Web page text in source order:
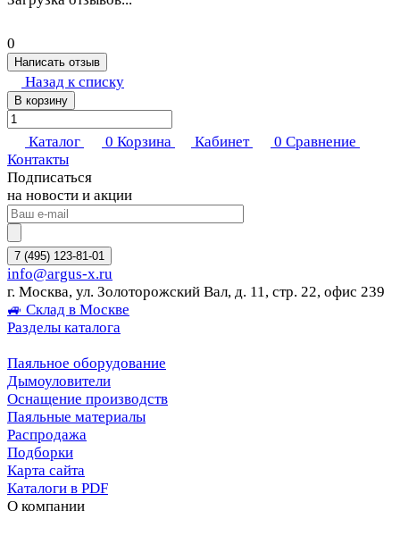
0
Написать отзыв
Назад к списку
В корзину
Каталог 0 Корзина Кабинет 0 Сравнение
Контакты
Подписаться
на новости и акции
7 (495) 123-81-01
info@argus-x.ru
г. Москва, ул. Золоторожский Вал, д. 11, стр. 22, офис 239
🚙 Склад в Москве
Разделы каталога
Паяльное оборудование
Дымоуловители
Оснащение производств
Паяльные материалы
Распродажа
Подборки
Карта сайта
Каталоги в PDF
О компании